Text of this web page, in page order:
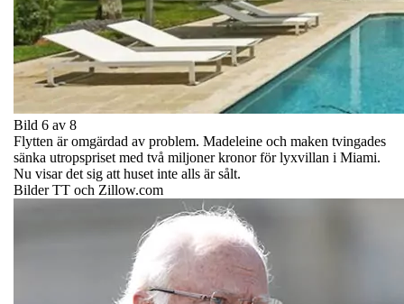
Bild 6 av 8
Flytten är omgärdad av problem. Madeleine och maken tvingades
sänka utropspriset med två miljoner kronor för lyxvillan i Miami.
Nu visar det sig att huset inte alls är sålt.
Bilder TT och Zillow.com